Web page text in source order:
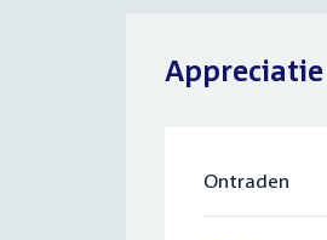
Ontraden